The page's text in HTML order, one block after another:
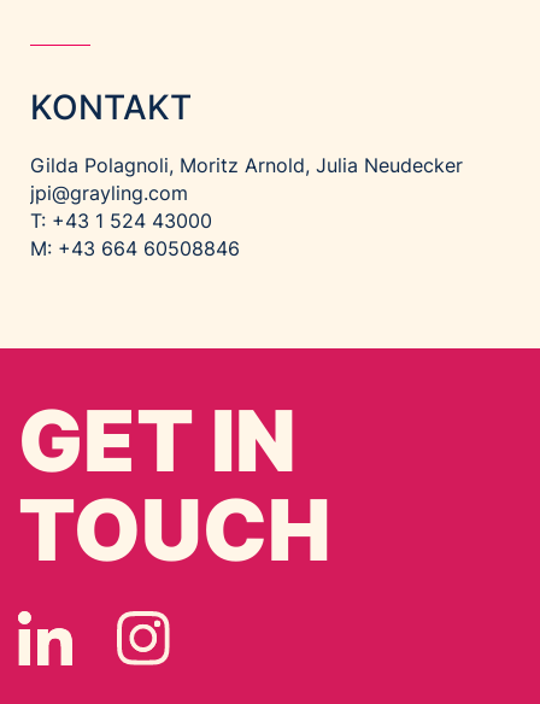
KONTAKT
Gilda Polagnoli, Moritz Arnold, Julia Neudecker
jpi@grayling.com
T: +43 1 524 43000
M: +43 664 60508846
GET IN
TOUCH